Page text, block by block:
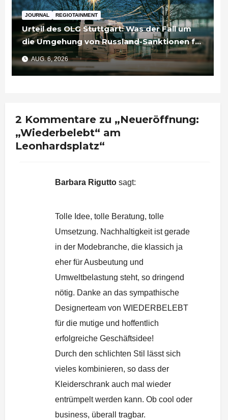
JOURNAL REGIOTAINMENT
Urteil des OLG Stuttgart: Was der Fall um
die Umgehung von Russland-Sanktionen für
Unternehmen bedeutet
AUG. 6, 2026
2 Kommentare zu „Neueröffnung:
„Wiederbelebt“ am
Leonhardsplatz“
Barbara Rigutto sagt:
Tolle Idee, tolle Beratung, tolle
Umsetzung. Nachhaltigkeit ist gerade
in der Modebranche, die klassich ja
eher für Ausbeutung und
Umweltbelastung steht, so dringend
nötig. Danke an das sympathische
Designerteam von WIEDERBELEBT
für die mutige und hoffentlich
erfolgreiche Geschäftsidee!
Durch den schlichten Stil lässt sich
vieles kombinieren, so dass der
Kleiderschrank auch mal wieder
entrümpelt werden kann. Ob cool oder
business, überall tragbar.